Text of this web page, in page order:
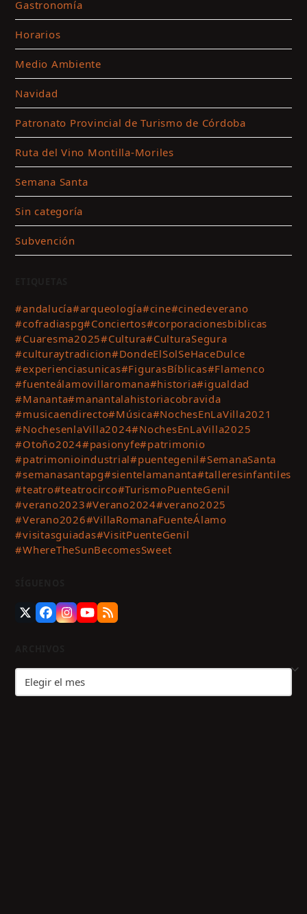
Gastronomía
Horarios
Medio Ambiente
Navidad
Patronato Provincial de Turismo de Córdoba
Ruta del Vino Montilla-Moriles
Semana Santa
Sin categoría
Subvención
#andalucía#arqueología#cine#cinedeverano
#cofradiaspg#Conciertos#corporacionesbiblicas
#Cuaresma2025#Cultura#CulturaSegura
#culturaytradicion#DondeElSolSeHaceDulce
#experienciasunicas#FigurasBíblicas#Flamenco
#fuenteálamovillaromana#historia#igualdad
#Mananta#manantalahistoriacobravida
#musicaendirecto#Música#NochesEnLaVilla2021
#NochesenlaVilla2024#NochesEnLaVilla2025
#Otoño2024#pasionyfe#patrimonio
#patrimonioindustrial#puentegenil#SemanaSanta
#semanasantapg#sientelamananta#talleresinfantiles
#teatro#teatrocirco#TurismoPuenteGenil
#verano2023#Verano2024#verano2025
#Verano2026#VillaRomanaFuenteÁlamo
#visitasguiadas#VisitPuenteGenil
#WhereTheSunBecomesSweet
TwitterFacebook
Instagram
YouTube
RSS
Archivos